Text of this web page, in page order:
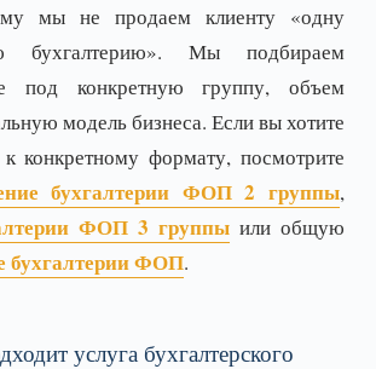
мы не продаем клиенту «одну
бухгалтерию». Мы подбираем
под конкретную группу, объем
модель бизнеса. Если вы хотите
конкретному формату, посмотрите
бухгалтерии ФОП 2 группы,
ФОП 3 группы или общую
бухгалтерии ФОП.
услуга бухгалтерского